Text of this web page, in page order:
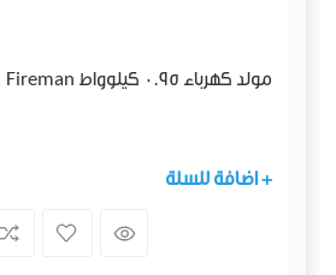
مولد كهرباء 0.95 كيلوواط Fireman
+ اضافة للسلة